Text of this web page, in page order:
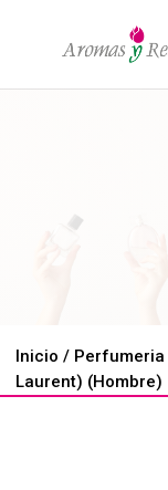
Inicio / Perfumeria
Laurent) (Hombre)